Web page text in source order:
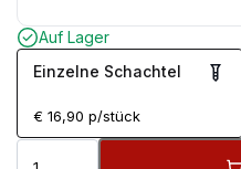
Auf Lager
Einzelne Schachtel
€ 16,90 p/stück